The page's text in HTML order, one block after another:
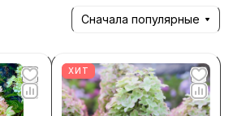
Сначала популярные
ХИТ